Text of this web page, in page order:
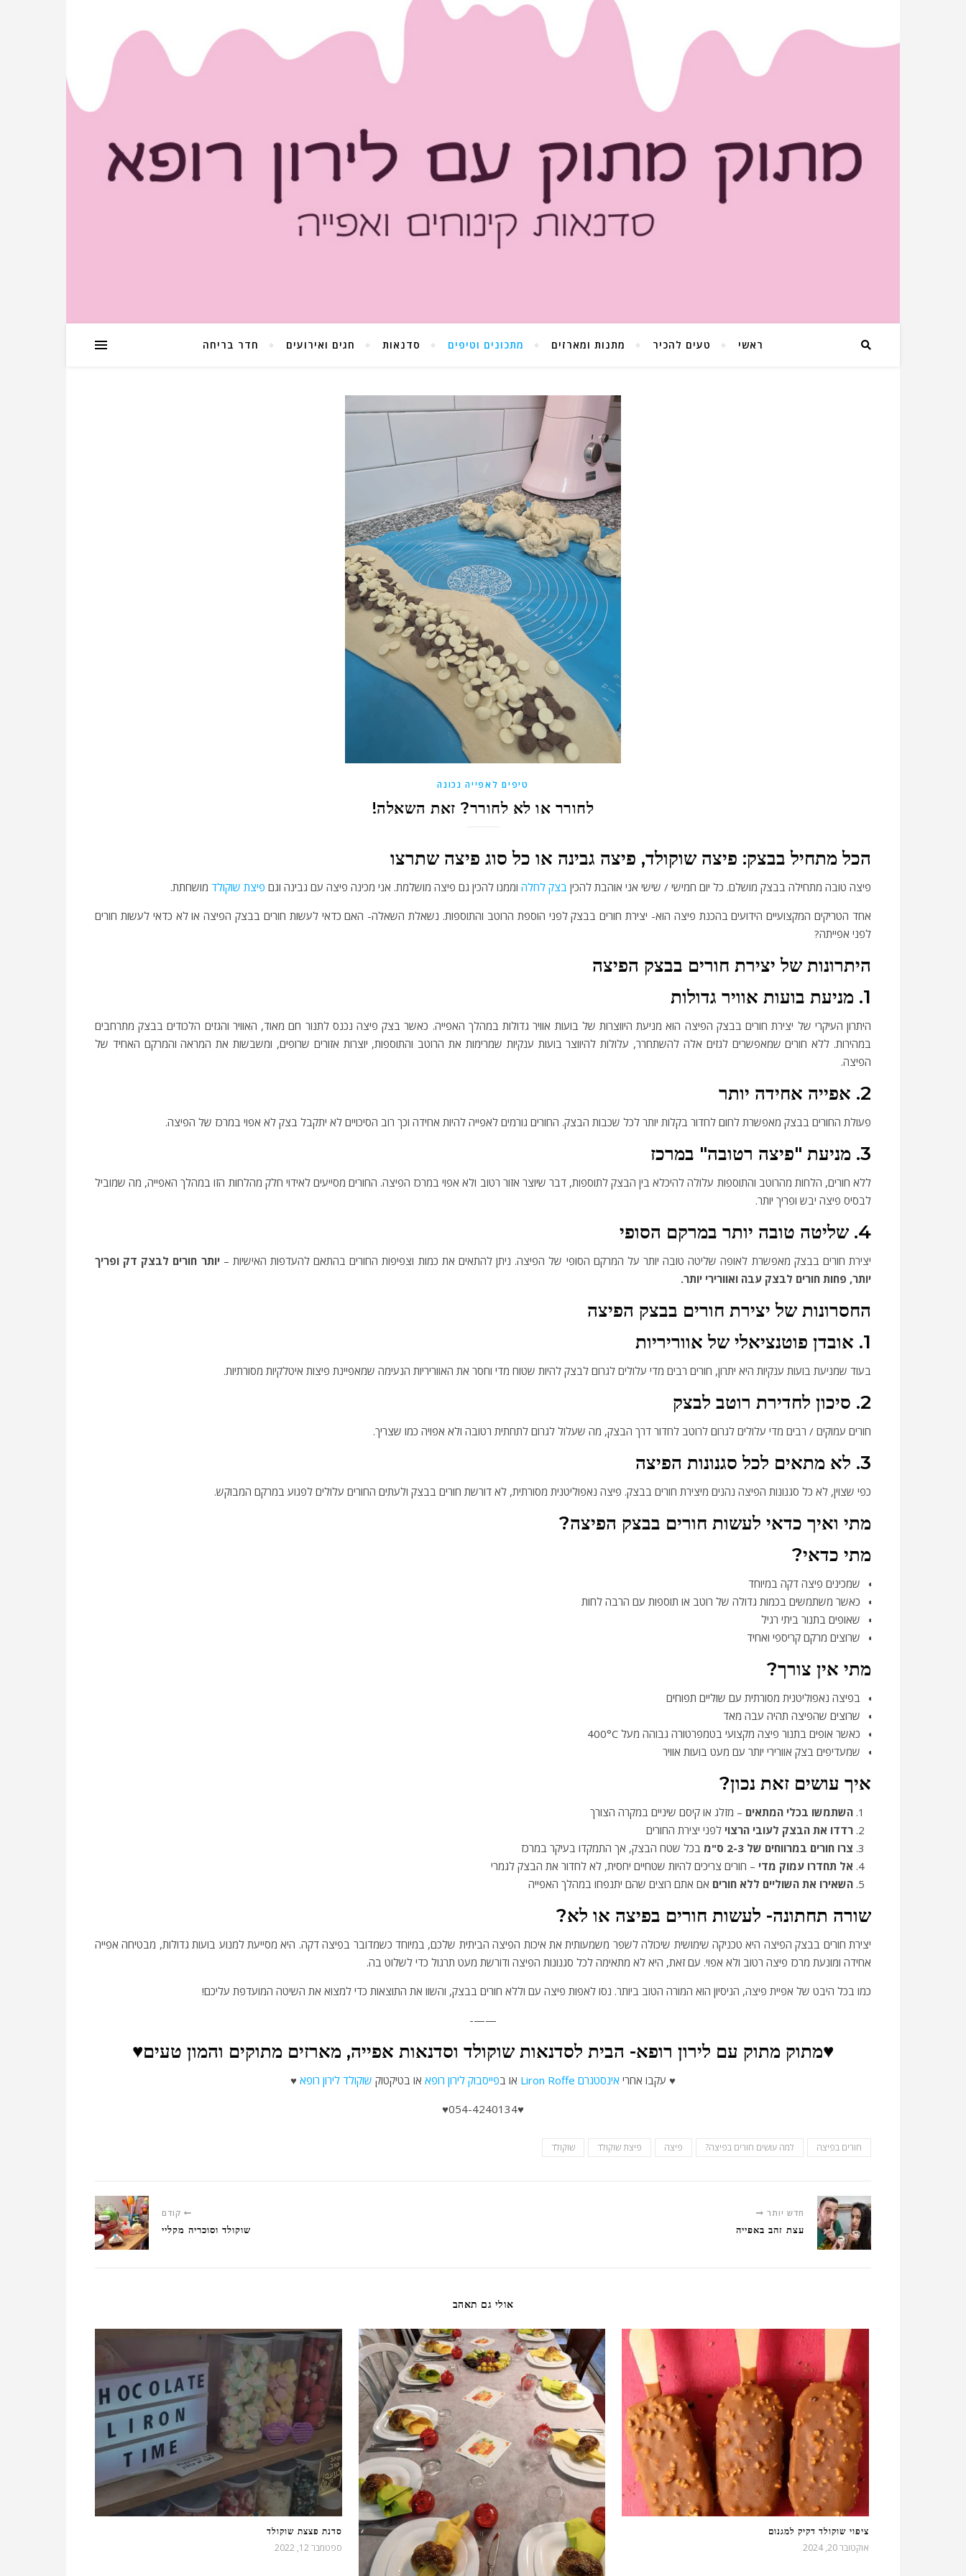
ראשי טעים להכיר מתנות ומארזים מתכונים וטיפים סדנאות חגים ואירועים חדר בריחה
טיפים לאפייה נכונה
לחורר או לא לחורר? זאת השאלה!
הכל מתחיל בבצק: פיצה שוקולד, פיצה גבינה או כל סוג פיצה שתרצו
פיצה טובה מתחילה בבצק מושלם. כל יום חמישי / שישי אני אוהבת להכין בצק לחלה וממנו להכין גם פיצה מושלמת. אני מכינה פיצה עם גבינה וגם פיצת שוקולד מושחתת.
אחד הטריקים המקצועיים הידועים בהכנת פיצה הוא- יצירת חורים בבצק לפני הוספת הרוטב והתוספות. נשאלת השאלה- האם כדאי לעשות חורים בבצק הפיצה או לא כדאי לעשות חורים
לפני אפייתה?
היתרונות של יצירת חורים בבצק הפיצה
1. מניעת בועות אוויר גדולות
היתרון העיקרי של יצירת חורים בבצק הפיצה הוא מניעת היווצרות של בועות אוויר גדולות במהלך האפייה. כאשר בצק פיצה נכנס לתנור חם מאוד, האוויר והגזים הלכודים בבצק מתרחבים
במהירות. ללא חורים שמאפשרים לגזים אלה להשתחרר, עלולות להיווצר בועות ענקיות שמרימות את הרוטב והתוספות, יוצרות אזורים שרופים, ומשבשות את המראה והמרקם האחיד של
הפיצה.
2. אפייה אחידה יותר
פעולת החורים בבצק מאפשרת לחום לחדור בקלות יותר לכל שכבות הבצק. החורים גורמים לאפייה להיות אחידה וכך רוב הסיכויים לא יתקבל בצק לא אפוי במרכז של הפיצה.
3. מניעת "פיצה רטובה" במרכז
ללא חורים, הלחות מהרוטב והתוספות עלולה להיכלא בין הבצק לתוספות, דבר שיוצר אזור רטוב ולא אפוי במרכז הפיצה. החורים מסייעים לאידוי חלק מהלחות הזו במהלך האפייה, מה שמוביל
לבסיס פיצה יבש ופריך יותר.
4. שליטה טובה יותר במרקם הסופי
יצירת חורים בבצק מאפשרת לאופה שליטה טובה יותר על המרקם הסופי של הפיצה. ניתן להתאים את כמות וצפיפות החורים בהתאם להעדפות האישיות – יותר חורים לבצק דק ופריך
יותר, פחות חורים לבצק עבה ואוורירי יותר.
החסרונות של יצירת חורים בבצק הפיצה
1. אובדן פוטנציאלי של אווריריות
בעוד שמניעת בועות ענקיות היא יתרון, חורים רבים מדי עלולים לגרום לבצק להיות שטוח מדי וחסר את האווריריות הנעימה שמאפיינת פיצות איטלקיות מסורתיות.
2. סיכון לחדירת רוטב לבצק
חורים עמוקים / רבים מדי עלולים לגרום לרוטב לחדור דרך הבצק, מה שעלול לגרום לתחתית רטובה ולא אפויה כמו שצריך.
3. לא מתאים לכל סגנונות הפיצה
כפי שצוין, לא כל סגנונות הפיצה נהנים מיצירת חורים בבצק. פיצה נאפוליטנית מסורתית, לא דורשת חורים בבצק ולעתים החורים עלולים לפגוע במרקם המבוקש.
מתי ואיך כדאי לעשות חורים בבצק הפיצה?
מתי כדאי?
שמכינים פיצה דקה במיוחד
כאשר משתמשים בכמות גדולה של רוטב או תוספות עם הרבה לחות
שאופים בתנור ביתי רגיל
שרוצים מרקם קריספי ואחיד
מתי אין צורך?
בפיצה נאפוליטנית מסורתית עם שוליים תפוחים
שרוצים שהפיצה תהיה עבה מאד
כאשר אופים בתנור פיצה מקצועי בטמפרטורה גבוהה מעל 400°C
שמעדיפים בצק אוורירי יותר עם מעט בועות אוויר
איך עושים זאת נכון?
השתמשו בכלי המתאים – מזלג או קיסם שיניים במקרה הצורך
רדדו את הבצק לעובי הרצוי לפני יצירת החורים
צרו חורים במרווחים של 2-3 ס"מ
בכל שטח הבצק, אך התמקדו בעיקר במרכז
אל תחדרו עמוק מדי – חורים צריכים להיות שטחיים יחסית, לא לחדור את הבצק לגמרי
השאירו את השוליים ללא חורים אם אתם רוצים שהם יתנפחו במהלך האפייה
שורה תחתונה- לעשות חורים בפיצה או לא?
יצירת חורים בבצק הפיצה היא טכניקה שימושית שיכולה לשפר משמעותית את איכות הפיצה הביתית שלכם, במיוחד כשמדובר בפיצה דקה. היא מסייעת למנוע בועות גדולות, מבטיחה אפייה
אחידה ומונעת מרכז פיצה רטוב ולא אפוי. עם זאת, היא לא מתאימה לכל סגנונות הפיצה ודורשת מעט תרגול כדי לשלוט בה.
כמו בכל היבט של אפיית פיצה, הניסיון הוא המורה הטוב ביותר. נסו לאפות פיצה עם וללא חורים בבצק, והשוו את התוצאות כדי למצוא את השיטה המועדפת עליכם!
——-
♥מתוק מתוק עם לירון רופא- הבית לסדנאות שוקולד וסדנאות אפייה, מארזים מתוקים והמון טעים♥
♥ עקבו אחרי אינסטגרם Liron Roffe או בפייסבוק לירון רופא או בטיקטוק שוקולד לירון רופא ♥
♥054-4240134♥
חורים בפיצה למה עושים חורים בפיצה? פיצה פיצת שוקולד שוקולד
קודם
שוקולד וסוכריה מקליי
חדש יותר
עצת זהב באפייה
אולי גם תאהב
סדנת פצצת שוקולד
ספטמבר 12, 2022
ציפוי שוקולד דקיק למגנום
אוקטובר 20, 2024